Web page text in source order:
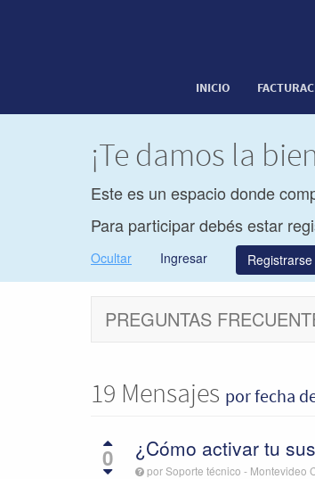
INICIO
¡Te damos la
Este es un espacio donde
Para participar debés estar
Ocultar Ingresar Registrarse
PREGUNTAS
19 Mensajes por fecha
0 ¿Cómo activar tu
porSoporte técnico - Montevideo